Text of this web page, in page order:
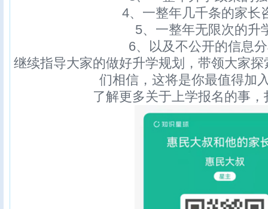
4、一整年几千条的家长
5、一整年无限次的升
6、以及不公开的信息
继续指导大家的做好升学规划，带领大家
们相信，这将是你最值得加
了解更多关于上学报名的事